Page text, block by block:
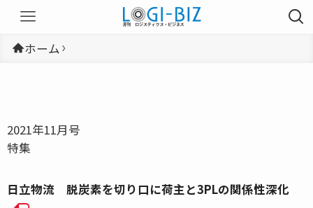
ホーム
2021年11月号
特集
日立物流 脱炭素を切り口に荷主と3PLの関係性深化